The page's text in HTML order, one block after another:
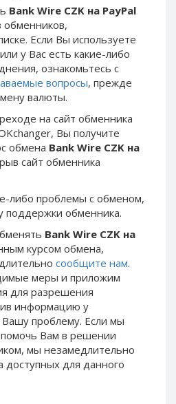
Bank Wire CZK на PayPal
Если Вы используете
у Вас есть какие-либо
ознакомьтесь с
вопросы, прежде
валюты.
на сайт обменника
Вы получите
обмена Bank Wire CZK на
сайт обменника
либо проблемы с обменом,
поддержки обменника.
Bank Wire CZK на
курсом обмена,
сообщите нам.
меры и приложим
для разрешения
информацию у
проблему. Если мы
Вам в решении
мы незамедлительно
доступных для данного
Skril INR
Skril GBP
Skril AUD
Skril NOK
Paxum USD
Paxum EUR
Epay USD
Phone Balance RUB
Phone Balance UAH
Phone Balance AMD
Neteller USD
Neteller EUR
Neteller INR
Neteller PLN
Neteller GBP
Neteller NOK